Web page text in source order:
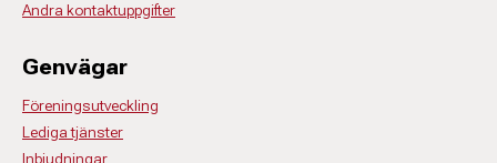
Andra kontaktuppgifter
Genvägar
Föreningsutveckling
Lediga tjänster
Inbjudningar